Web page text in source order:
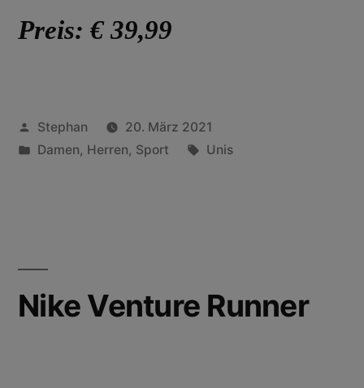
Preis: € 39,99
Stephan
20. März 2021
Damen, Herren, Sport Unis
Nike Venture Runner